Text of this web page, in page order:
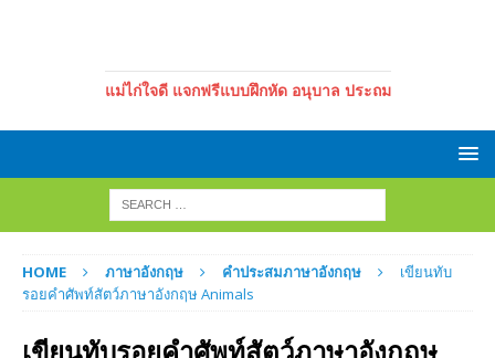
แม่ไก่ใจดี แจกฟรีแบบฝึกหัด อนุบาล ประถม
HOME ภาษาอังกฤษ คำประสมภาษาอังกฤษ
เขียนทับ
รอยคำศัพท์สัตว์ภาษาอังกฤษ Animals